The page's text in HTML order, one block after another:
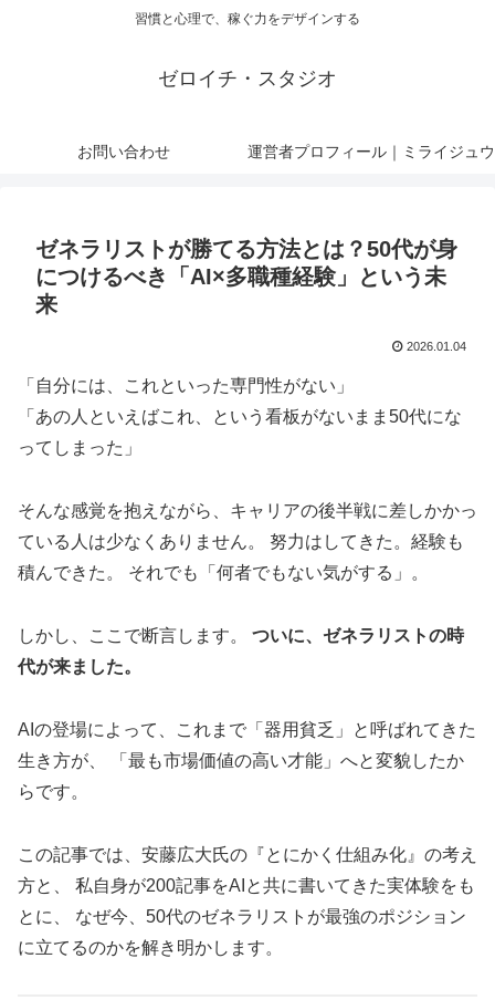
習慣と心理で、稼ぐ力をデザインする
ゼロイチ・スタジオ
お問い合わせ 運営者プロフィール｜ミライジュウ
ゼネラリストが勝てる方法とは？50代が身
につけるべき「AI×多職種経験」という未
来
2026.01.04
「自分には、これといった専門性がない」
「あの人といえばこれ、という看板がないまま50代にな
ってしまった」
そんな感覚を抱えながら、キャリアの後半戦に差しかかっ
ている人は少なくありません。 努力はしてきた。経験も
積んできた。 それでも「何者でもない気がする」。
しかし、ここで断言します。 ついに、ゼネラリストの時
代が来ました。
AIの登場によって、これまで「器用貧乏」と呼ばれてきた
生き方が、 「最も市場価値の高い才能」へと変貌したか
らです。
この記事では、安藤広大氏の『とにかく仕組み化』の考え
方と、 私自身が200記事をAIと共に書いてきた実体験をも
とに、 なぜ今、50代のゼネラリストが最強のポジション
に立てるのかを解き明かします。